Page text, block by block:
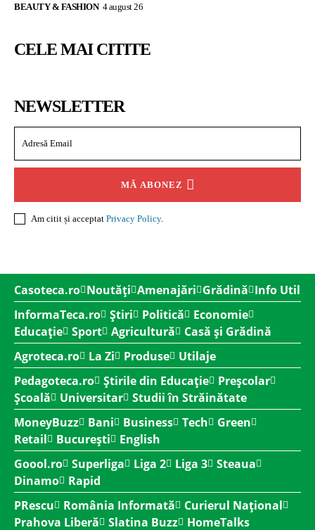
BEAUTY & FASHION 4 august 26
CELE MAI CITITE
NEWSLETTER
MĂ ABONEZ
Am citit și acceptat Privacy Policy.
Casoteca.ro Noutăți Amenajări Grădină Info Util
InformaTeca.ro Știri Politică
Economie
Educație Sport Agricultură
Casă și Grădină
Agroteca.ro
La Zi Produse
Utilaje
Pedagoteca.ro Știrile din Educație
Preșcolar
Școală
Universitar Studii în Străinătate
MoneyBuzz
Bani Business Tech
Green
Retail
București
English
Goool.ro Superliga Liga 2 Liga 3 Steaua
Dinamo
Rapid
PRescu
România Informată
Curierul Național
Prahova Liberă
Slatina Buzz HomeTalks